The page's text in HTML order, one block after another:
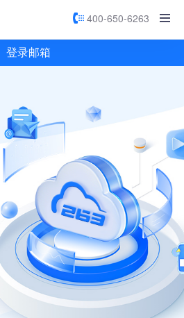
400-650-6263
登录邮箱
150000+企业口碑认证